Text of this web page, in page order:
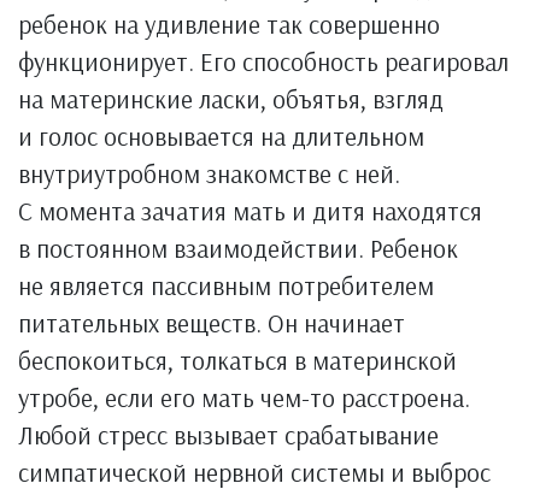
ребенок на удивление так совершенно
функционирует. Его способность реагировал
на материнские ласки, объятья, взгляд
и голос основывается на длительном
внутриутробном знакомстве с ней.
С момента зачатия мать и дитя находятся
в постоянном взаимодействии. Ребенок
не является пассивным потребителем
питательных веществ. Он начинает
беспокоиться, толкаться в материнской
утробе, если его мать чем-то расстроена.
Любой стресс вызывает срабатывание
симпатической нервной системы и выброс